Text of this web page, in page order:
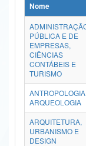
Ministério da Ciência,
Ministério do Meio
Ministério do Turismo
Ministério do
Controladoria-Geral da
Ministério da Mulher, da
Nome
PÚBLICA E DE
EMPRESAS,
CIÊNCIAS
CONTÁBEIS E
TURISMO
ARQUEOLOGIA
ARQUITETURA,
URBANISMO E
DESIGN